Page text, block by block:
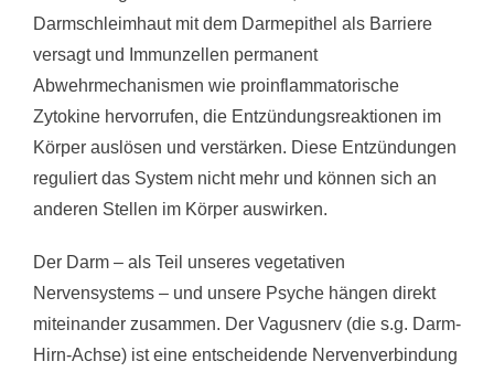
Darmschleimhaut mit dem Darmepithel als Barriere
versagt und Immunzellen permanent
Abwehrmechanismen wie proinflammatorische
Zytokine hervorrufen, die Entzündungsreaktionen im
Körper auslösen und verstärken. Diese Entzündungen
reguliert das System nicht mehr und können sich an
anderen Stellen im Körper auswirken.
Der Darm – als Teil unseres vegetativen
Nervensystems – und unsere Psyche hängen direkt
miteinander zusammen. Der Vagusnerv (die s.g. Darm-
Hirn-Achse) ist eine entscheidende Nervenverbindung